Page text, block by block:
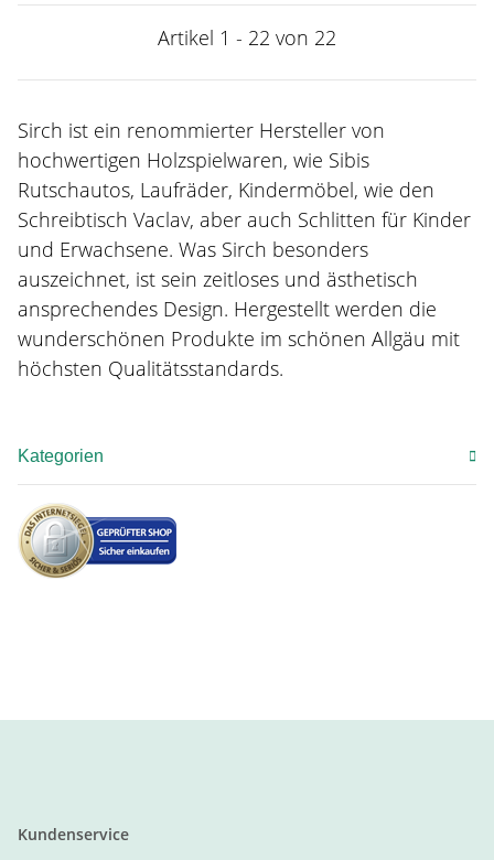
Artikel 1 - 22 von 22
Sirch ist ein renommierter Hersteller von
hochwertigen Holzspielwaren, wie Sibis
Rutschautos, Laufräder, Kindermöbel, wie den
Schreibtisch Vaclav, aber auch Schlitten für Kinder
und Erwachsene. Was Sirch besonders
auszeichnet, ist sein zeitloses und ästhetisch
ansprechendes Design. Hergestellt werden die
wunderschönen Produkte im schönen Allgäu mit
höchsten Qualitätsstandards.
Kategorien
Kundenservice